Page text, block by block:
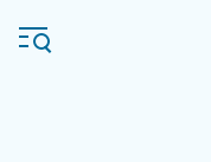
au
contenu